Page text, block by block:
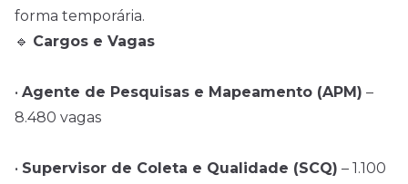
forma temporária.
🔹 Cargos e Vagas
• Agente de Pesquisas e Mapeamento (APM) –
8.480 vagas
• Supervisor de Coleta e Qualidade (SCQ) – 1.100